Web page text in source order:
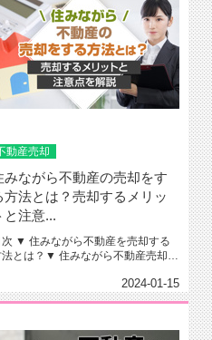
動産売却
みながら不動産の売却をす
方法とは？売却するメリッ
と注意...
不動産を売却する
法とは？▼ 住みながら不動産売却す
2024-01-15